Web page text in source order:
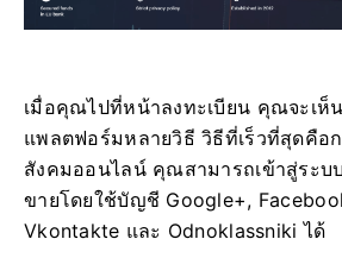
เมื่อคุณไปที่หน้าลงทะเบียน คุณจะเห็
แพลตฟอร์มหลายวิธี วิธีที่เร็วที่สุดคือ
สังคมออนไลน์ คุณสามารถเข้าสู่ระ
ขายโดยใช้บัญชี Google+,
Vkontakte และ Odnoklassniki ได้